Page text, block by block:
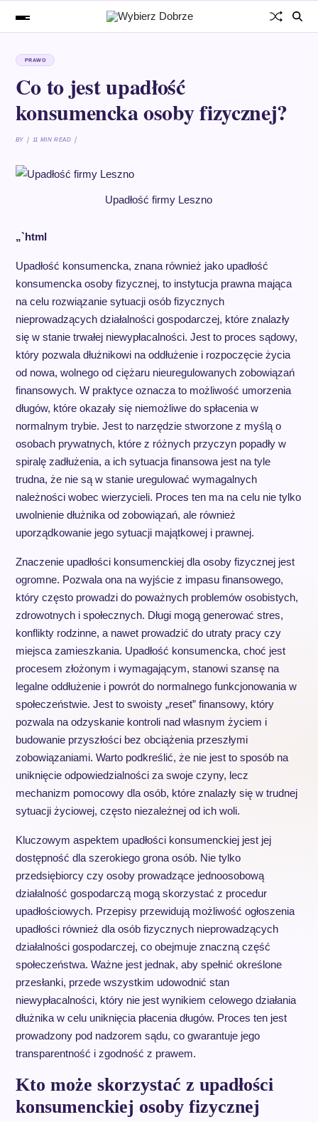
PRAWO
Co to jest upadłość
konsumencka osoby fizycznej?
BY 11 MIN READ
Upadłość firmy Leszno
„`html
Upadłość konsumencka, znana również jako upadłość
konsumencka osoby fizycznej, to instytucja prawna mająca
na celu rozwiązanie sytuacji osób fizycznych
nieprowadzących działalności gospodarczej, które znalazły
się w stanie trwałej niewypłacalności. Jest to proces sądowy,
który pozwala dłużnikowi na oddłużenie i rozpoczęcie życia
od nowa, wolnego od ciężaru nieuregulowanych zobowiązań
finansowych. W praktyce oznacza to możliwość umorzenia
długów, które okazały się niemożliwe do spłacenia w
normalnym trybie. Jest to narzędzie stworzone z myślą o
osobach prywatnych, które z różnych przyczyn popadły w
spiralę zadłużenia, a ich sytuacja finansowa jest na tyle
trudna, że nie są w stanie uregulować wymagalnych
należności wobec wierzycieli. Proces ten ma na celu nie tylko
uwolnienie dłużnika od zobowiązań, ale również
uporządkowanie jego sytuacji majątkowej i prawnej.
Znaczenie upadłości konsumenckiej dla osoby fizycznej jest
ogromne. Pozwala ona na wyjście z impasu finansowego,
który często prowadzi do poważnych problemów osobistych,
zdrowotnych i społecznych. Długi mogą generować stres,
konflikty rodzinne, a nawet prowadzić do utraty pracy czy
miejsca zamieszkania. Upadłość konsumencka, choć jest
procesem złożonym i wymagającym, stanowi szansę na
legalne oddłużenie i powrót do normalnego funkcjonowania w
społeczeństwie. Jest to swoisty „reset” finansowy, który
pozwala na odzyskanie kontroli nad własnym życiem i
budowanie przyszłości bez obciążenia przeszłymi
zobowiązaniami. Warto podkreślić, że nie jest to sposób na
uniknięcie odpowiedzialności za swoje czyny, lecz
mechanizm pomocowy dla osób, które znalazły się w trudnej
sytuacji życiowej, często niezależnej od ich woli.
Kluczowym aspektem upadłości konsumenckiej jest jej
dostępność dla szerokiego grona osób. Nie tylko
przedsiębiorcy czy osoby prowadzące jednoosobową
działalność gospodarczą mogą skorzystać z procedur
upadłościowych. Przepisy przewidują możliwość ogłoszenia
upadłości również dla osób fizycznych nieprowadzących
działalności gospodarczej, co obejmuje znaczną część
społeczeństwa. Ważne jest jednak, aby spełnić określone
przesłanki, przede wszystkim udowodnić stan
niewypłacalności, który nie jest wynikiem celowego działania
dłużnika w celu uniknięcia płacenia długów. Proces ten jest
prowadzony pod nadzorem sądu, co gwarantuje jego
transparentność i zgodność z prawem.
Kto może skorzystać z upadłości
konsumenckiej osoby fizycznej